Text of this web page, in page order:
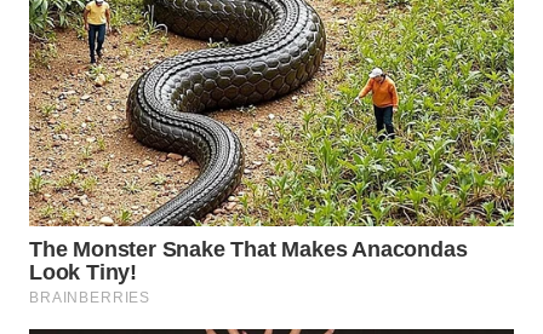
TAPANULI
TENGAH
WN DELI
SERDANG
WN
TEBING
TINGGI
WN